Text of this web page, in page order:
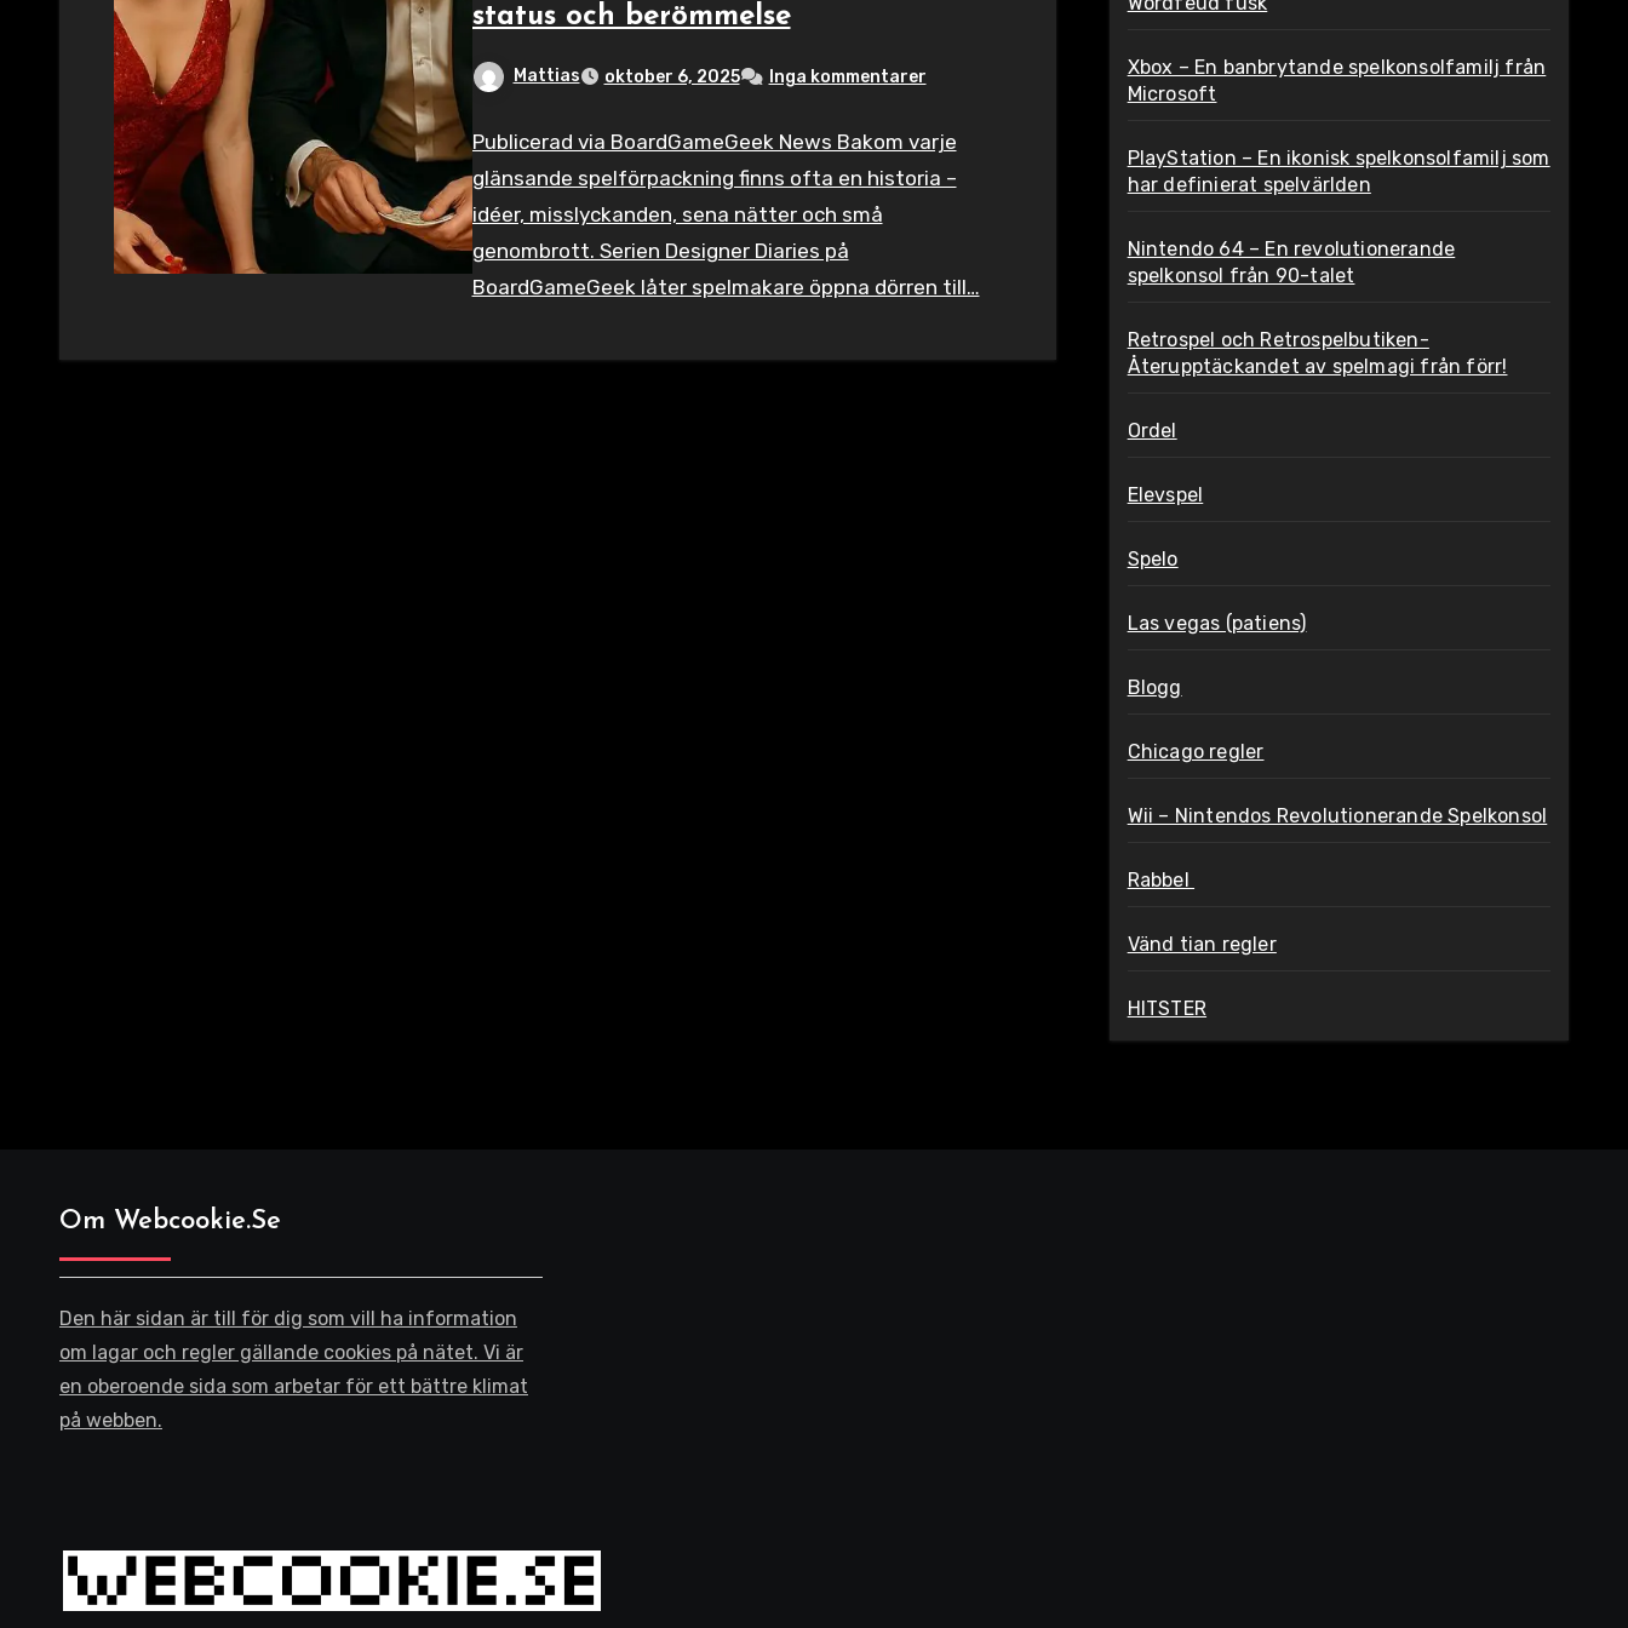
status och berömmelse
Mattias oktober 6, 2025 Inga kommentarer
Publicerad via BoardGameGeek News Bakom varje
glänsande spelförpackning finns ofta en historia –
idéer, misslyckanden, sena nätter och små
genombrott. Serien Designer Diaries på
BoardGameGeek låter spelmakare öppna dörren till…
Xbox – En banbrytande spelkonsolfamilj från
Microsoft
PlayStation – En ikonisk spelkonsolfamilj som
har definierat spelvärlden
Nintendo 64 – En revolutionerande
spelkonsol från 90-talet
Retrospel och Retrospelbutiken-
Återupptäckandet av spelmagi från förr!
Ordel
Elevspel
Spelo
Las vegas (patiens)
Blogg
Chicago regler
Wii – Nintendos Revolutionerande Spelkonsol
Rabbel
Vänd tian regler
HITSTER
Om Webcookie.se
Den här sidan är till för dig som vill ha information
om lagar och regler gällande cookies på nätet. Vi är
en oberoende sida som arbetar för ett bättre klimat
på webben.